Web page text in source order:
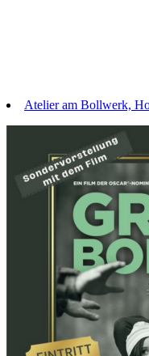
Atelier am Bollwerk,